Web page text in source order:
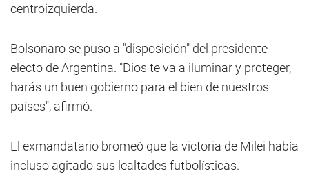
centroizquierda.
Bolsonaro se puso a "disposición" del presidente
electo de Argentina. "Dios te va a iluminar y proteger,
harás un buen gobierno para el bien de nuestros
países", afirmó.
El exmandatario bromeó que la victoria de Milei había
incluso agitado sus lealtades futbolísticas.